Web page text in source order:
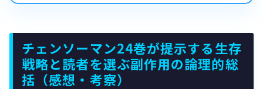
チェンソーマン24巻が提示する生存
戦略と読者を選ぶ副作用の論理的総
括（感想・考察）